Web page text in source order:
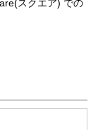
スクエア) での